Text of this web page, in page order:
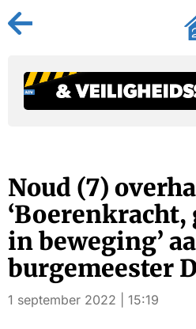
Noud (7)
in beweging’
burgemeester
1 september 2022 | 15:19